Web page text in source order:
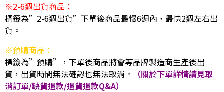
※2-6週出貨商品：
標籤為”2-6週出貨”下單後商品最慢6週內，最快2週左右出
貨。
※預購商品：
標籤為”預購”，下單後商品將會等品牌製造商生產後出
貨，出貨時間無法確認也無法取消。
（關於下單詳情請見取
消訂單/缺貨退款/退貨退款Q&A）